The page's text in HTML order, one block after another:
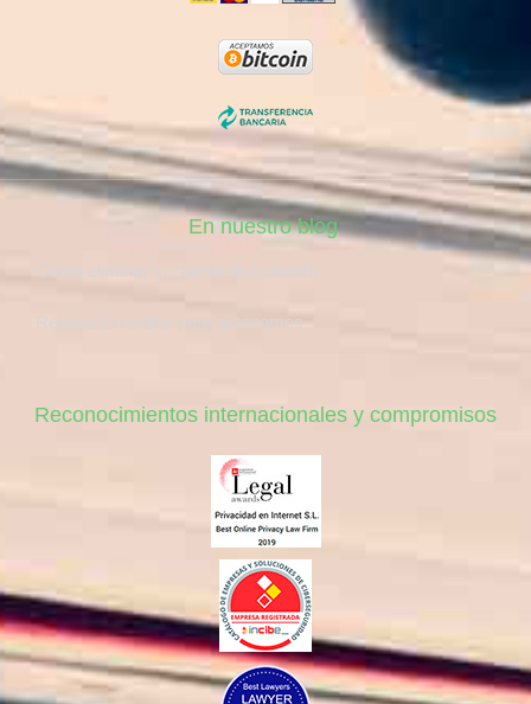
En nuestro blog
Reputación online para autónomos
Reconocimientos internacionales y compromisos